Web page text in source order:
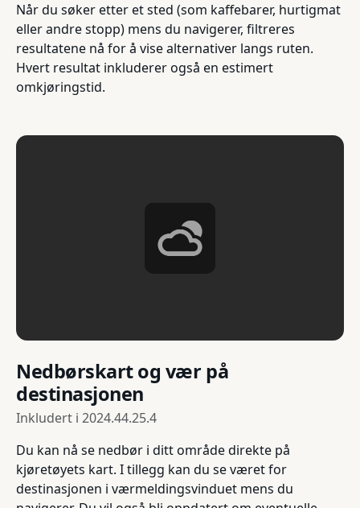
Når du søker etter et sted (som kaffebarer, hurtigmat
eller andre stopp) mens du navigerer, filtreres
resultatene nå for å vise alternativer langs ruten.
Hvert resultat inkluderer også en estimert
omkjøringstid.
Nedbørskart og vær på
destinasjonen
Inkludert i 2024.44.25.4
Du kan nå se nedbør i ditt område direkte på
kjøretøyets kart. I tillegg kan du se været for
destinasjonen i værmeldingsvinduet mens du